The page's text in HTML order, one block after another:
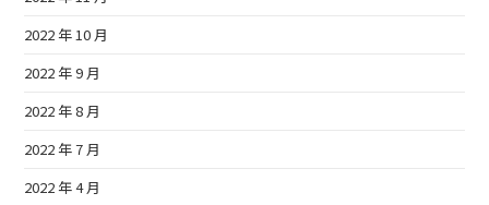
2022 年 10 月
2022 年 9 月
2022 年 8 月
2022 年 7 月
2022 年 4 月